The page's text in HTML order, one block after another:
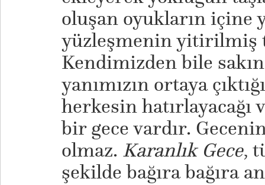
oluşan oyukların içine
yüzleşmenin
Kendimizden bile
yanımızın ortaya
herkesin hatırlayacağı
bir gece vardır.
olmaz. Karanlık Gece,
şekilde bağıra bağıra